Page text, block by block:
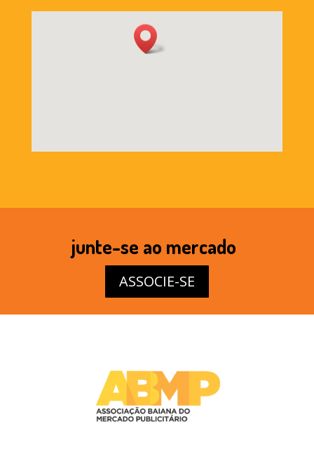
junte-se ao mercado
ASSOCIE-SE